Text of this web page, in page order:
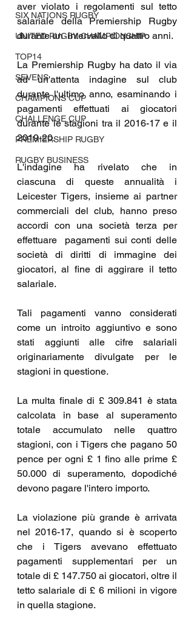
SIX NATIONS RUGBY
UNITED RUGBY CHAMPIONSHIP
TOP14
SEVENS
CHAMPIONS CUP
CHALLENGE CUP
PREMIERSHIP RUGBY
RUGBY BUSINESS
aver violato i regolamenti sul tetto
salariale della Premiership Rugby
durante un  intervallo di quattro anni.
La Premiership Rugby ha dato il via
ad un'attenta indagine sul club
durante l'ultimo anno, esaminando i
pagamenti effettuati ai giocatori
durante le stagioni tra il 2016-17 e il
2019-20.
L'indagine ha rivelato che in
ciascuna di queste annualità i
Leicester Tigers, insieme ai partner
commerciali del club, hanno preso
accordi con una società terza per
effettuare  pagamenti sui conti delle
società di diritti di immagine dei
giocatori, al fine di aggirare il tetto
salariale.
Tali pagamenti vanno considerati
come un introito aggiuntivo e sono
stati aggiunti alle cifre salariali
originariamente divulgate per le
stagioni in questione.
La multa finale di £ 309.841 è stata
calcolata in base al superamento
totale accumulato nelle quattro
stagioni, con i Tigers che pagano 50
pence per ogni £ 1 fino alle prime £
50.000 di superamento, dopodiché
devono pagare l'intero importo.
La violazione più grande è arrivata
nel 2016-17, quando si è scoperto
che i Tigers avevano effettuato
pagamenti supplementari per un
totale di £ 147.750 ai giocatori, oltre il
tetto salariale di £ 6 milioni in vigore
in quella stagione.